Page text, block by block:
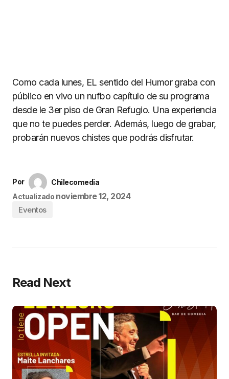
Como cada lunes, EL sentido del Humor graba con
público en vivo un nufbo capítulo de su programa
desde le 3er piso de Gran Refugio. Una experiencia
que no te puedes perder. Además, luego de grabar,
probarán nuevos chistes que podrás disfrutar.
Por
Chilecomedia
Actualizado noviembre 12, 2024
Eventos
Read Next